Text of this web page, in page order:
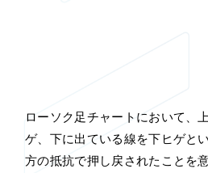
ローソク足チャートにおいて、
ゲ、下に出ている線を下ヒゲと
方の抵抗で押し戻されたことを